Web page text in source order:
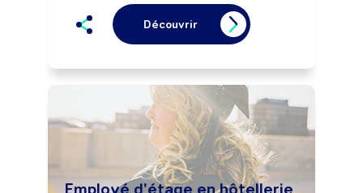
Découvrir
Employé d'étage en hôtellerie